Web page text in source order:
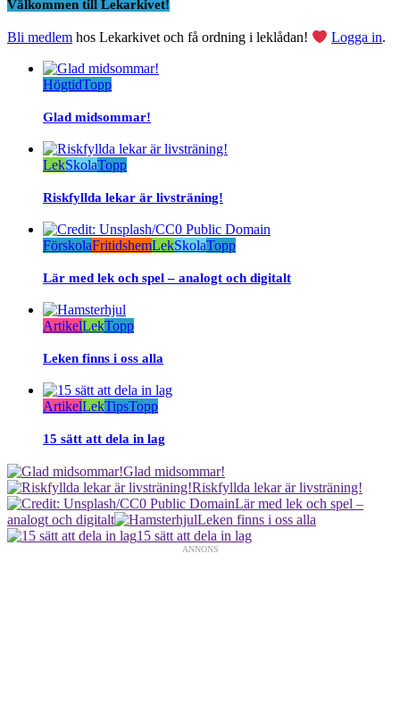
Välkommen till Lekarkivet!
Bli medlem hos Lekarkivet och få ordning i leklådan! Logga in.
HögtidTopp
Glad midsommar!
LekSkolaTopp
Riskfyllda lekar är livsträning!
FörskolaFritidshemLekSkolaTopp
Lär med lek och spel – analogt och digitalt
ArtikelLekTopp
Leken finns i oss alla
ArtikelLekTipsTopp
15 sätt att dela in lag
Glad midsommar!
Riskfyllda lekar är livsträning!
Lär med lek och spel –
analogt och digitalt
Leken finns i oss alla
15 sätt att dela in lag
ANNONS